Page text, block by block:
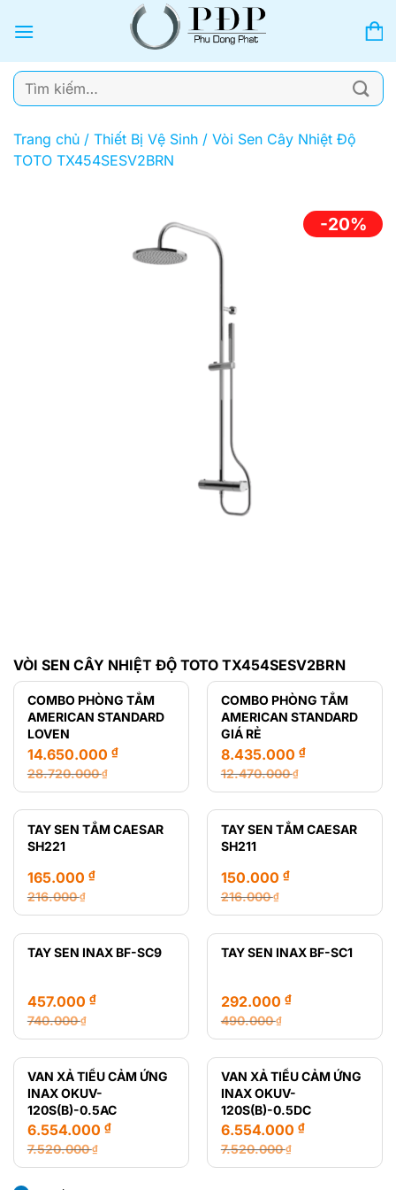
qua
dung
Tìm
kiếm:
Trang chủ / Thiết Bị Vệ Sinh / Vòi Sen Cây Nhiệt Độ
TOTO TX454SESV2BRN
-20%
VÒI SEN CÂY NHIỆT ĐỘ TOTO TX454SESV2BRN
COMBO PHÒNG TẮM
AMERICAN STANDARD
LOVEN
28.720.000₫
Giá
gốc
là:
28.720.000 ₫.
14.650.000 ₫
Giá
hiện
tại
là:
COMBO PHÒNG TẮM
AMERICAN STANDARD
GIÁ RẺ
12.470.000₫
Giá
gốc
là:
12.470.000 ₫.
8.435.000 ₫
Giá
hiện
tại
là:
TAY SEN TẮM CAESAR
SH221
216.000₫
Giá
gốc
là:
165.000 ₫
Giá
hiện
tại
TAY SEN TẮM CAESAR
SH211
216.000₫
Giá
gốc
là:
150.000 ₫
Giá
hiện
tại
TAY SEN INAX BF-SC9
740.000₫
Giá
gốc
là:
740.000 ₫.
457.000 ₫
Giá
hiện
tại
là:
457.000 ₫.
TAY SEN INAX BF-SC1
490.000₫
Giá
gốc
là:
490.000 ₫.
292.000 ₫
Giá
hiện
tại
là:
292.000 ₫.
VAN XẢ TIỂU CẢM ỨNG
INAX OKUV-
120S(B)-0.5AC
7.520.000₫
Giá
gốc
6.554.000 ₫
Giá
hiện
VAN XẢ TIỂU CẢM ỨNG
INAX OKUV-
120S(B)-0.5DC
7.520.000₫
Giá
6.554.000 ₫
Giá